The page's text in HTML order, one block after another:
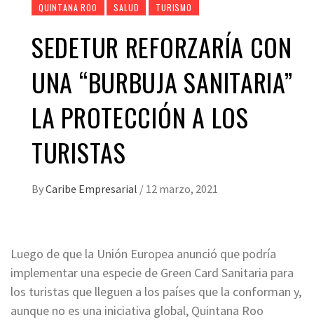
QUINTANA ROO
SALUD TURISMO
SEDETUR REFORZARÍA CON
UNA “BURBUJA SANITARIA”
LA PROTECCIÓN A LOS
TURISTAS
ByCaribe Empresarial / 12 marzo, 2021
Luego de que la Unión Europea anunció que podría
implementar una especie de Green Card Sanitaria para
los turistas que lleguen a los países que la conforman y,
aunque no es una iniciativa global, Quintana Roo